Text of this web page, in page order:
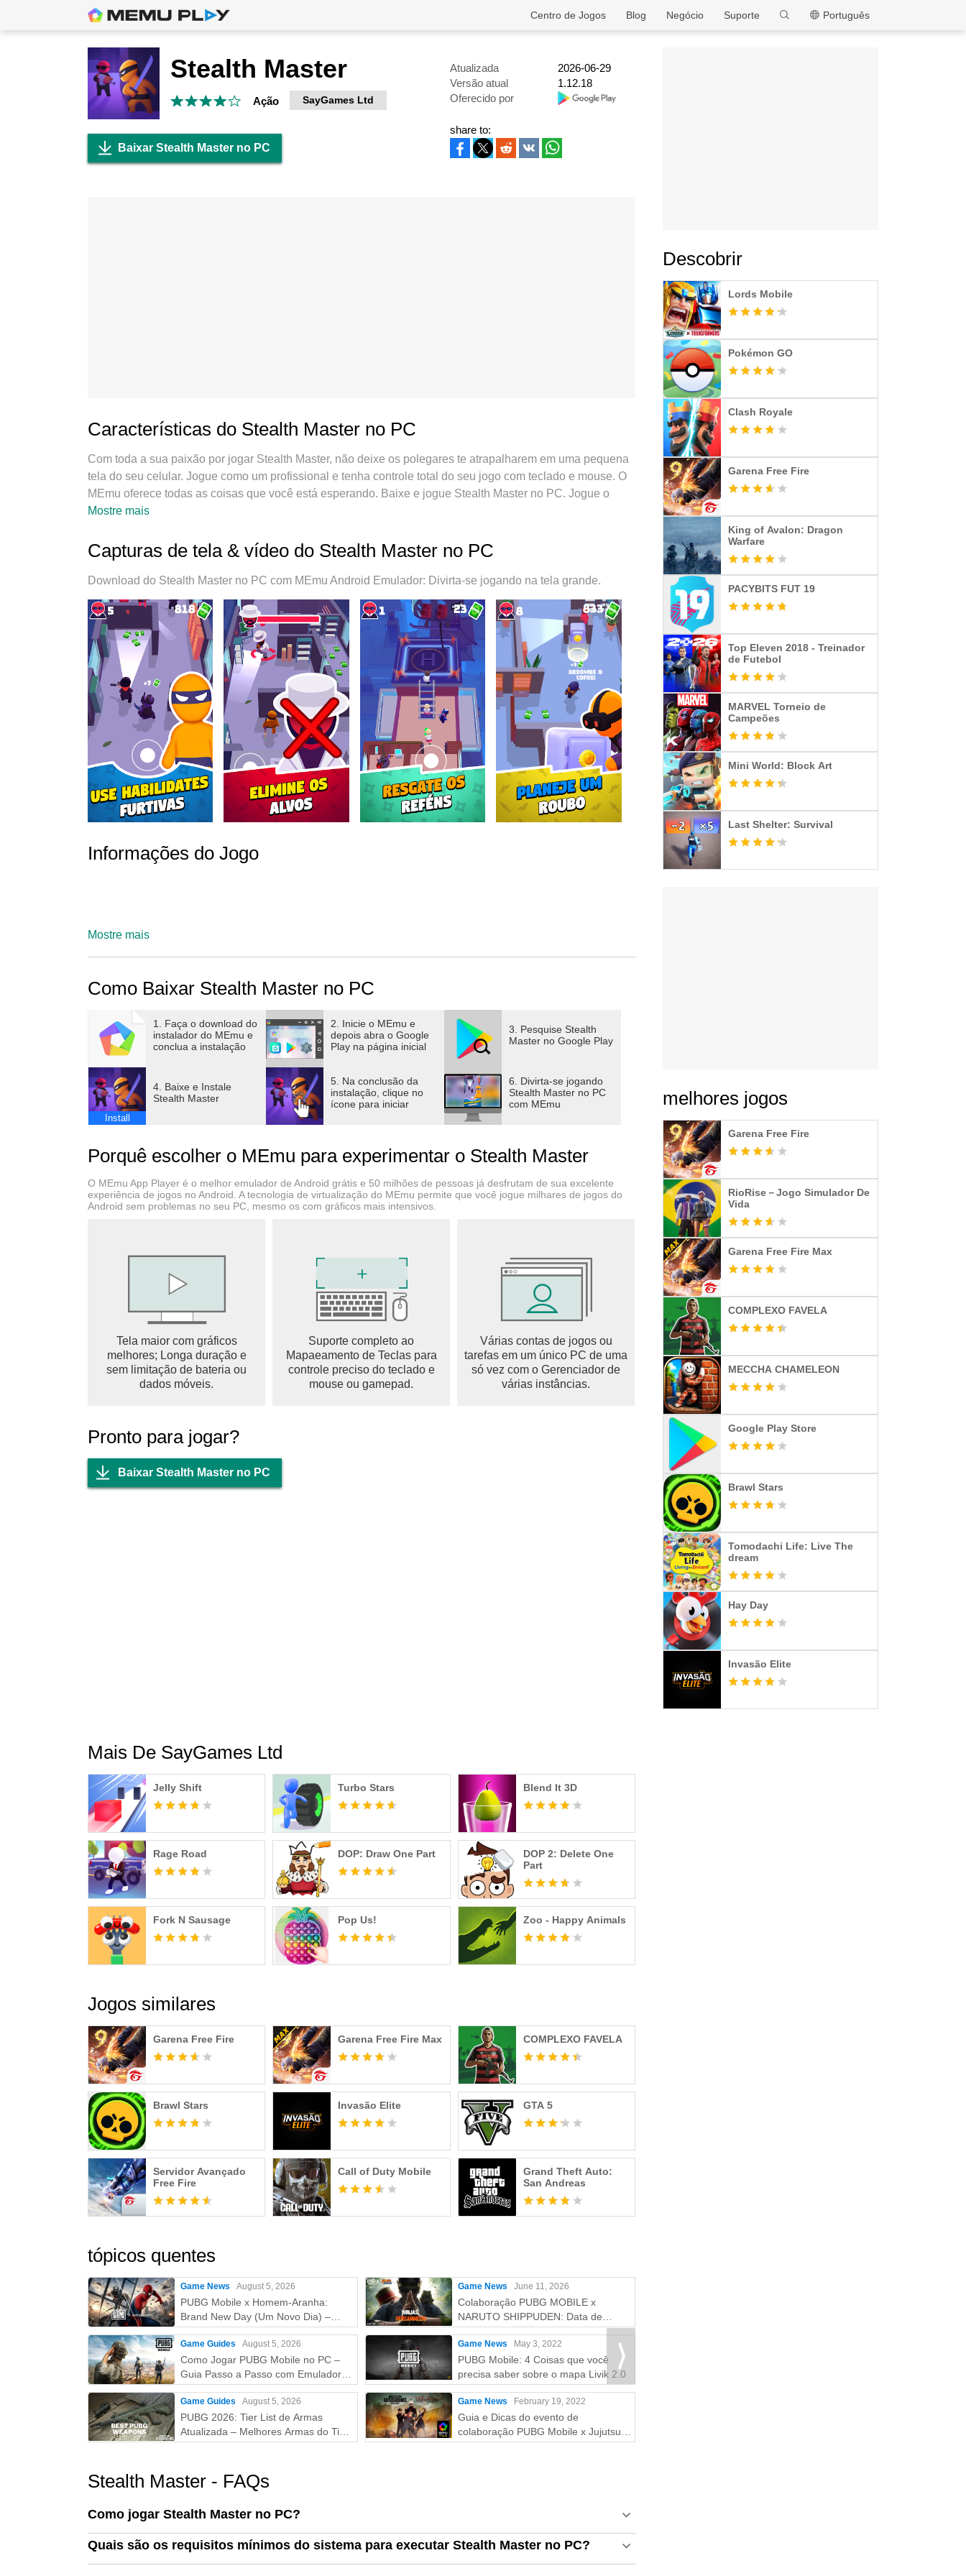
MEmu
Português
Suporte
Negócio
Blog
Centro de Jogos
Stealth Master
Ação SayGames Ltd
Atualizada
2026-06-29
Versão atual
1.12.18
Oferecido por
Baixar Stealth Master no PC
share to:
Características do Stealth Master no PC
Com toda a sua paixão por jogar Stealth Master, não deixe os polegares te atrapalharem em uma pequena
tela do seu celular. Jogue como um profissional e tenha controle total do seu jogo com teclado e mouse. O
MEmu oferece todas as coisas que você está esperando. Baixe e jogue Stealth Master no PC. Jogue o
tempo que quiser, sem mais limitações de bateria, dados móveis e aquelas ligações enquanto estiver
no sistema de mapeamento que faz Stealth Master um jogo de PC real. Nossa equipe melhorou o
gerenciamento de várias instâncias do Android, reduzindo tempo de reprodução de 2 ou mais contas no
mesmo dispositivo. O mais importante, nosso mecanimos de emulação exclusivo pode liberar todo o
potencial do seu PC sem travamentos, rodando tudo liso. Nós nos preocupamos não apenas com você
joga, mas com todo o processo de desfrutar de 100% do seu jogo favorito.
Mostre mais
Capturas de tela & vídeo do Stealth Master no PC
Download do Stealth Master no PC com MEmu Android Emulador: Divirta-se jogando na tela grande.
Informações do Jogo
Mostre mais
Como Baixar Stealth Master no PC
1. Faça o download do
instalador do MEmu e
conclua a instalação
2. Inicie o MEmu e
depois abra o Google
Play na página inicial
3. Pesquise Stealth
Master no Google Play
Install
4. Baixe e Instale
Stealth Master
5. Na conclusão da
instalação, clique no
ícone para iniciar
6. Divirta-se jogando
Stealth Master no PC
com MEmu
Porquê escolher o MEmu para experimentar o Stealth Master
O MEmu App Player é o melhor emulador de Android grátis e 50 milhões de pessoas já desfrutam de sua excelente
experiência de jogos no Android. A tecnologia de virtualização do MEmu permite que você jogue milhares de jogos do
Android sem problemas no seu PC, mesmo os com gráficos mais intensivos.
Tela maior com gráficos
melhores; Longa duração e
sem limitação de bateria ou
dados móveis.
Suporte completo ao
Mapaeamento de Teclas para
controle preciso do teclado e
mouse ou gamepad.
Várias contas de jogos ou
tarefas em um único PC de uma
só vez com o Gerenciador de
várias instâncias.
Pronto para jogar?
Baixar Stealth Master no PC
Mais De SayGames Ltd
Jelly Shift Turbo Stars Blend It 3D
Rage Road DOP: Draw One Part
DOP 2: Delete One
Part
Fork N Sausage Pop Us! Zoo - Happy Animals
Jogos similares
Garena Free Fire Garena Free Fire Max COMPLEXO FAVELA
Brawl Stars Invasão Elite GTA 5
Servidor Avançado
Free Fire
Call of Duty Mobile
Grand Theft Auto:
San Andreas
tópicos quentes
Game News August 5, 2026
PUBG Mobile x Homem-Aranha:
Brand New Day (Um Novo Dia) –
Tudo que você precisa saber!
Game Guides August 5, 2026
Como Jogar PUBG Mobile no PC –
Guia Passo a Passo com Emulador
(Atualizado 2026)
Game Guides August 5, 2026
PUBG 2026: Tier List de Armas
Atualizada – Melhores Armas do Tier
S ao D (Guia Completo)
Game News June 11, 2026
Colaboração PUBG MOBILE x
NARUTO SHIPPUDEN: Data de
Lançamento e Recompensas
Gratuitas
Game News May 3, 2022
PUBG Mobile: 4 Coisas que você
precisa saber sobre o mapa Livik 2.0
Game News February 19, 2022
Guia e Dicas do evento de
colaboração PUBG Mobile x Jujutsu
Kaisen
Stealth Master - FAQs
Como jogar Stealth Master no PC?
Quais são os requisitos mínimos do sistema para executar Stealth Master no PC?
Descobrir
Lords Mobile
Pokémon GO
Clash Royale
Garena Free Fire
King of Avalon: Dragon
Warfare
PACYBITS FUT 19
Top Eleven 2018 - Treinador
de Futebol
MARVEL Torneio de
Campeões
Mini World: Block Art
Last Shelter: Survival
melhores jogos
Garena Free Fire
RioRise－Jogo Simulador De
Vida
Garena Free Fire Max
COMPLEXO FAVELA
MECCHA CHAMELEON
Google Play Store
Brawl Stars
Tomodachi Life: Live The
dream
Hay Day
Invasão Elite